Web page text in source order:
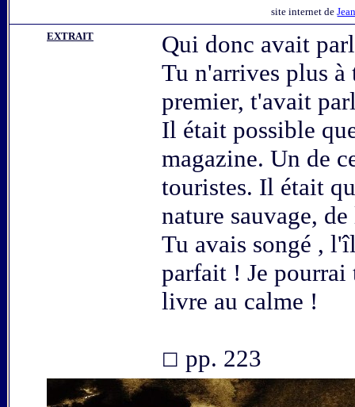
site internet de
EXTRAIT
Qui donc avait
Tu n'arrives plus
premier, t'avait
Il était possible
magazine. Un de
touristes. Il était
nature sauvage,
Tu avais songé ,
parfait ! Je
livre au calme !
☐ pp. 223